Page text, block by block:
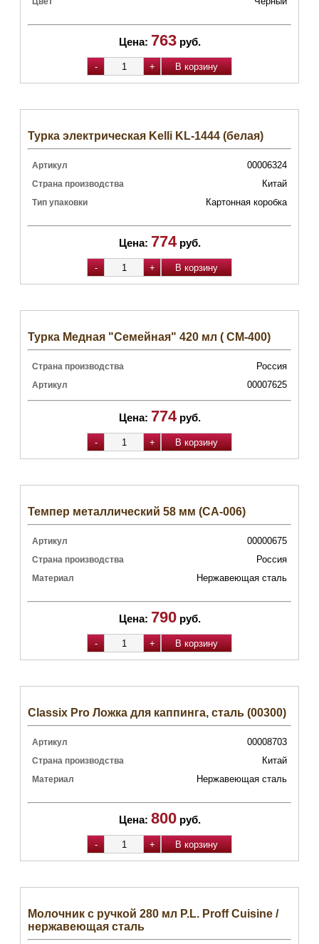
Цена: 763 руб.
Турка электрическая Kelli KL-1444 (белая)
Артикул 00006324
Страна производства Китай
Тип упаковки Картонная коробка
Цена: 774 руб.
Турка Медная "Семейная" 420 мл ( СМ-400)
Страна производства Россия
Артикул 00007625
Цена: 774 руб.
Темпер металлический 58 мм (CA-006)
Артикул 00000675
Страна производства Россия
Материал Нержавеющая сталь
Цена: 790 руб.
Classix Pro Ложка для каппинга, сталь (00300)
Артикул 00008703
Страна производства Китай
Материал Нержавеющая сталь
Цена: 800 руб.
Молочник с ручкой 280 мл P.L. Proff Cuisine /
нержавеющая сталь